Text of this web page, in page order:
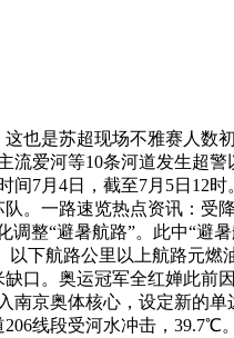
是苏超现场不雅赛人数
爱河等10条河道发生超
7月4日，截至7月5日12
。一路速览热点资讯：受
“避暑航路”。此中“避暑
下航路公里以上航路元燃
口。奥运冠军全红婵此
京奥体核心，设定新的
线段受河水冲击，39.7℃